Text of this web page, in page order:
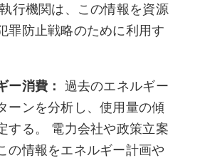
行機関は、この情報を資源
罪防止戦略のために利用す
ー消費： 過去のエネルギー
ーンを分析し、使用量の傾
する。 電力会社や政策立案
の情報をエネルギー計画や